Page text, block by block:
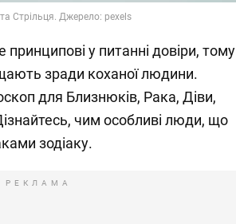
Стрільця. Джерело: pexels
принципові у питанні довіри, тому
зради коханої людини.
для Близнюків, Рака, Діви,
чим особливі люди, що
зодіаку.
РЕКЛАМА